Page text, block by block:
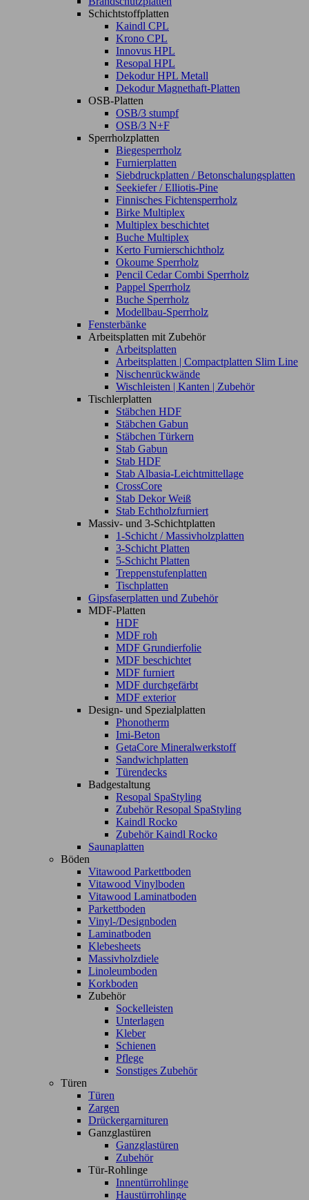
Schichtstoffplatten
Kaindl CPL
Krono CPL
Innovus HPL
Resopal HPL
Dekodur HPL Metall
Dekodur Magnethaft-Platten
OSB-Platten
OSB/3 stumpf
OSB/3 N+F
Sperrholzplatten
Biegesperrholz
Furnierplatten
Siebdruckplatten / Betonschalungsplatten
Seekiefer / Elliotis-Pine
Finnisches Fichtensperrholz
Birke Multiplex
Multiplex beschichtet
Buche Multiplex
Kerto Furnierschichtholz
Okoume Sperrholz
Pencil Cedar Combi Sperrholz
Pappel Sperrholz
Buche Sperrholz
Modellbau-Sperrholz
Fensterbänke
Arbeitsplatten mit Zubehör
Arbeitsplatten
Arbeitsplatten | Compactplatten Slim Line
Nischenrückwände
Wischleisten | Kanten | Zubehör
Tischlerplatten
Stäbchen HDF
Stäbchen Gabun
Stäbchen Türkern
Stab Gabun
Stab HDF
Stab Albasia-Leichtmittellage
CrossCore
Stab Dekor Weiß
Stab Echtholzfurniert
Massiv- und 3-Schichtplatten
1-Schicht / Massivholzplatten
3-Schicht Platten
5-Schicht Platten
Treppenstufenplatten
Tischplatten
Gipsfaserplatten und Zubehör
MDF-Platten
HDF
MDF roh
MDF Grundierfolie
MDF beschichtet
MDF furniert
MDF durchgefärbt
MDF exterior
Design- und Spezialplatten
Phonotherm
Imi-Beton
GetaCore Mineralwerkstoff
Sandwichplatten
Türendecks
Badgestaltung
Resopal SpaStyling
Zubehör Resopal SpaStyling
Kaindl Rocko
Zubehör Kaindl Rocko
Saunaplatten
Böden
Vitawood Parkettboden
Vitawood Vinylboden
Vitawood Laminatboden
Parkettboden
Vinyl-/Designboden
Laminatboden
Klebesheets
Massivholzdiele
Linoleumboden
Korkboden
Zubehör
Sockelleisten
Unterlagen
Kleber
Schienen
Pflege
Sonstiges Zubehör
Türen
Türen
Zargen
Drückergarnituren
Ganzglastüren
Ganzglastüren
Zubehör
Tür-Rohlinge
Innentürrohlinge
Haustürrohlinge